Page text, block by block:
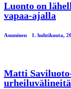
Luonto on
vapaa-ajalla
Asuminen 1. huhtikuuta,
Matti
urheiluvälineitä